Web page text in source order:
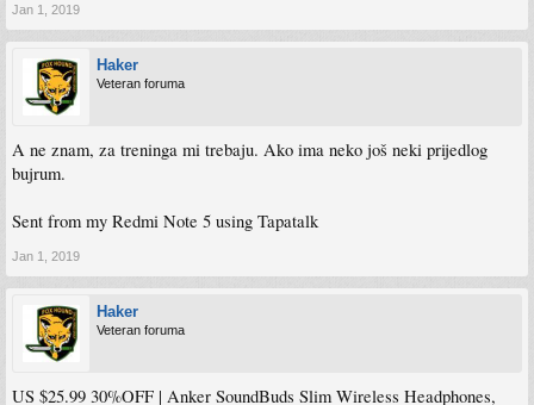
Jan 1, 2019
Haker
Veteran foruma
A ne znam, za treninga mi trebaju. Ako ima neko još neki prijedlog
bujrum.
Sent from my Redmi Note 5 using Tapatalk
Jan 1, 2019
Haker
Veteran foruma
US $25.99 30%OFF | Anker SoundBuds Slim Wireless Headphones,